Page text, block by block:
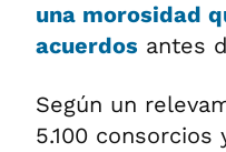
una morosidad
acuerdos antes
Según un
5.100